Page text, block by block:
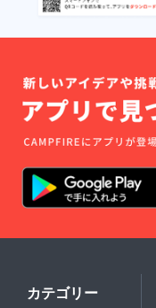
カテゴリー